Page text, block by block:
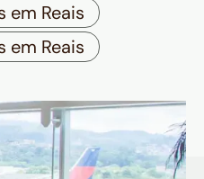
em Reais
em Reais